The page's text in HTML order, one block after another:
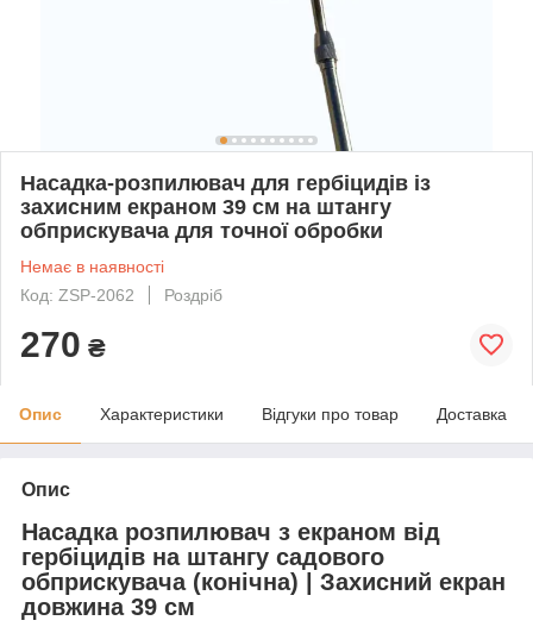
Насадка-розпилювач для гербіцидів із
захисним екраном 39 см на штангу
обприскувача для точної обробки
Немає в наявності
Код: ZSP-2062
Роздріб
270 ₴
Опис Характеристики Відгуки про товар Доставка
Опис
Насадка розпилювач з екраном від
гербіцидів на штангу садового
обприскувача (конічна) | Захисний екран
довжина 39 см